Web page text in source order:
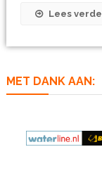
Lees
MET DANK AAN: